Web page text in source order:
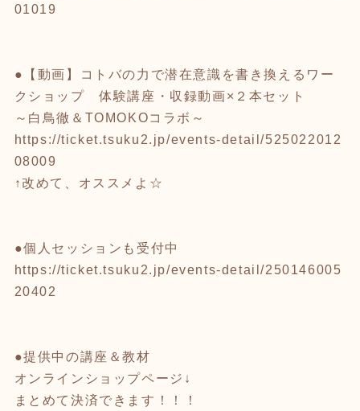
01019
●【動画】コトバの力で潜在意識を書き換えるワー
クショップ 体験講座・収録動画×２本セット
～白鳥徹＆TOMOKOコラボ～
https://ticket.tsuku2.jp/events-detail/525022012
08009
↑改めて、オススメよ☆
●個人セッションも受付中
https://ticket.tsuku2.jp/events-detail/250146005
20402
●提供中の講座＆教材
オンラインショップページ↓
まとめて決済できます！！！